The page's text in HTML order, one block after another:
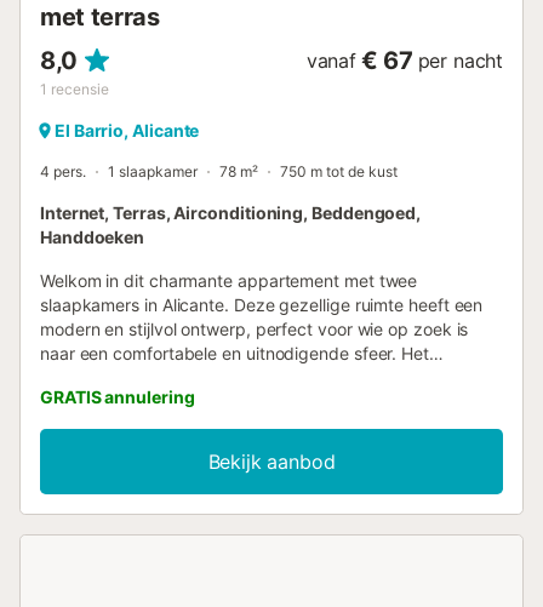
met terras
8,0
1 recensie
vanaf € 67 per nacht
El Barrio, Alicante
4 pers. 1 slaapkamer 78 m² 750 m tot de kust
Internet, Terras, Airconditioning, Beddengoed,
Handdoeken
Welkom in dit charmante appartement met twee
slaapkamers in Alicante. Deze gezellige ruimte heeft een
modern en stijlvol ontwerp, perfect voor wie op zoek is
naar een comfortabele en uitnodigende sfeer. Het
gezellige slaapkamers, een volledig uitgeruste keuken en
een mooie patio. Met zijn gunstige ligging in de buurt van
winkels, restaurants en openbaar vervoer is dit
appartement de ideale keuze voor je verblijf in Alicante.
Mis de kans niet om de schoonheid en charme van deze
GRATIS annulering
Bekijk aanbod